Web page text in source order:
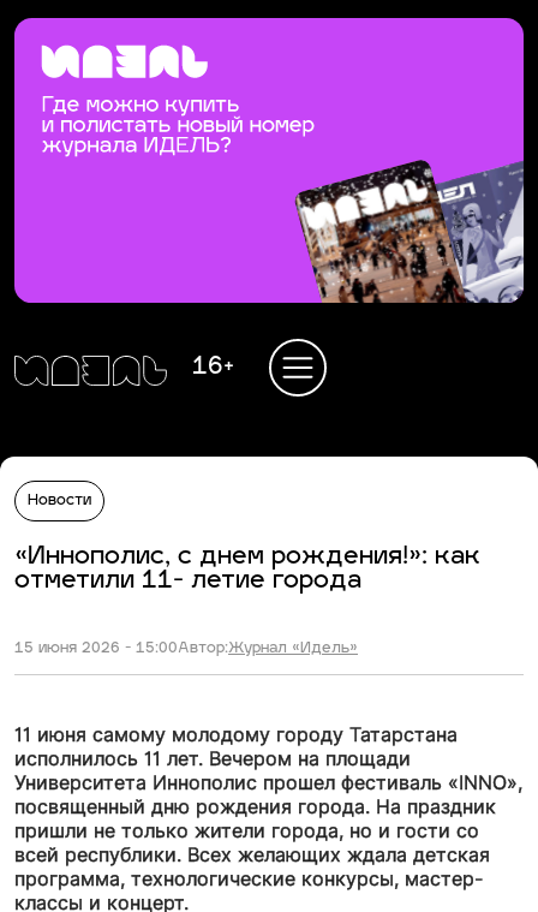
16+
Новости
«Иннополис, с днем рождения!»: как
отметили 11- летие города
15 июня 2026 - 15:00Автор:Журнал «Идель»
11 июня самому молодому городу Татарстана
исполнилось 11 лет. Вечером на площади
Университета Иннополис прошел фестиваль «INNO»,
посвященный дню рождения города. На праздник
пришли не только жители города, но и гости со
всей республики. Всех желающих ждала детская
программа, технологические конкурсы, мастер-
классы и концерт.